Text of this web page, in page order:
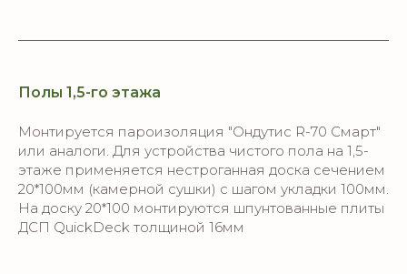
Полы 1,5-го этажа
Монтируется пароизоляция "Ондутис R-70 Смарт"
или аналоги. Для устройства чистого пола на 1,5-
этаже применяется нестроганная доска сечением
20*100мм (камерной сушки) с шагом укладки 100мм.
На доску 20*100 монтируются шпунтованные плиты
ДСП QuickDeck толщиной 16мм